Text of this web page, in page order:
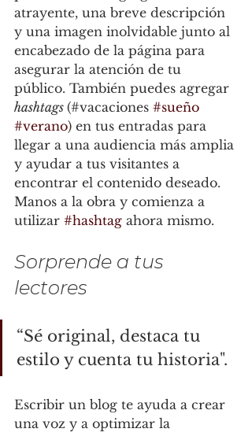
atrayente, una breve descripción
y una imagen inolvidable junto al
encabezado de la página para
asegurar la atención de tu
público. También puedes agregar
hashtags (#vacaciones #sueño
#verano) en tus entradas para
llegar a una audiencia más amplia
y ayudar a tus visitantes a
encontrar el contenido deseado.
Manos a la obra y comienza a
utilizar #hashtag ahora mismo.
Sorprende a tus
lectores
“Sé original, destaca tu
estilo y cuenta tu historia".
Escribir un blog te ayuda a crear
una voz y a optimizar la